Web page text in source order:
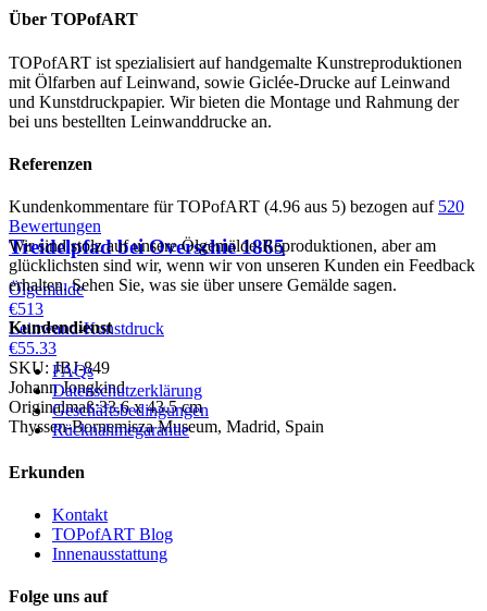
Treidelpfad bei Overschie1865
Ölgemälde
€513
Leinwand-Kunstdruck
€55.33
SKU: JBJ-849
Johann Jongkind
Originalmaß:33.6 x 43.5 cm
Thyssen-Bornemisza Museum, Madrid, Spain
Über TOPofART
TOPofART ist spezialisiert auf handgemalte Kunstreproduktionen
mit Ölfarben auf Leinwand, sowie Giclée-Drucke auf Leinwand
und Kunstdruckpapier. Wir bieten die Montage und Rahmung der
bei uns bestellten Leinwanddrucke an.
Referenzen
Kundenkommentare für TOPofART (4.96 aus 5) bezogen auf 520
Bewertungen
Wir sind stolz auf unsere Ölgemälde-Reproduktionen, aber am
glücklichsten sind wir, wenn wir von unseren Kunden ein Feedback
erhalten. Sehen Sie, was sie über unsere Gemälde sagen.
Kundendienst
FAQs
Datenschutzerklärung
Geschäftsbedingungen
Rücknahmegarantie
Erkunden
Kontakt
TOPofART Blog
Innenausstattung
Folge uns auf